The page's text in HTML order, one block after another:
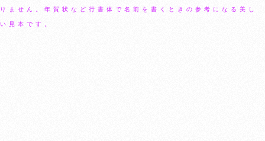
りません。年賀状など行書体で名前を書くときの参考になる美し
い見本です。